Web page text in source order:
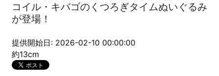
コイル・キバゴのくつろぎタイムぬいぐるみ
が登場！
提供開始日: 2026-02-10 00:00:00
約13cm